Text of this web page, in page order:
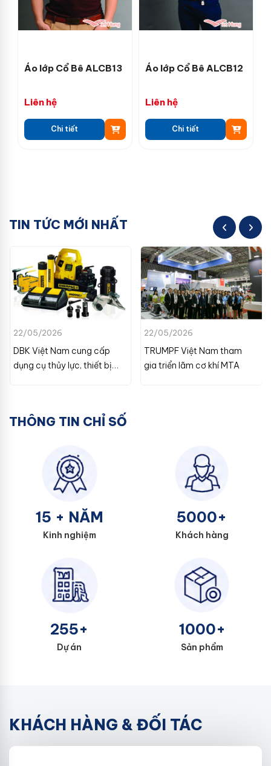
Áo lớp Cổ Bê ALCB13
Liên hệ
Chi tiết
Áo lớp Cổ Bê ALCB12
Liên hệ
Chi tiết
TIN TỨC MỚI NHẤT
22/05/2026
DBK Việt Nam cung cấp
dụng cụ thủy lực, thiết bị
22/05/2026
TRUMPF Việt Nam tham
gia triển lãm cơ khí MTA
THÔNG TIN CHỈ SỐ
15 + NĂM
Kinh nghiệm
5000+
Khách hàng
255+
Dự án
1000+
Sản phẩm
KHÁCH HÀNG & ĐỐI TÁC